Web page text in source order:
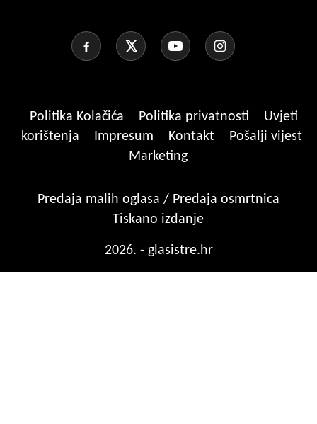
Politika Kolačića Politika privatnosti
Uvjeti
korištenja
Impresum Kontakt
Pošalji vijest
Marketing
Predaja malih oglasa / Predaja osmrtnica
Tiskano izdanje
2026. - glasistre.hr